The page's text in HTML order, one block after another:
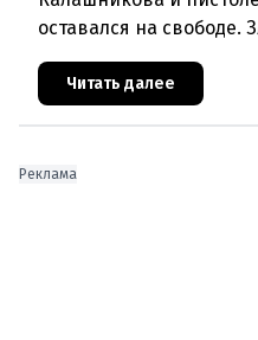
оставался на
используют
террористических
Читать далее
Реклама